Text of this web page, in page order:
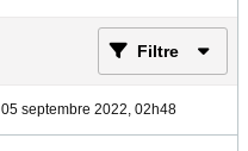
Filtre
05 septembre 2022, 02h48